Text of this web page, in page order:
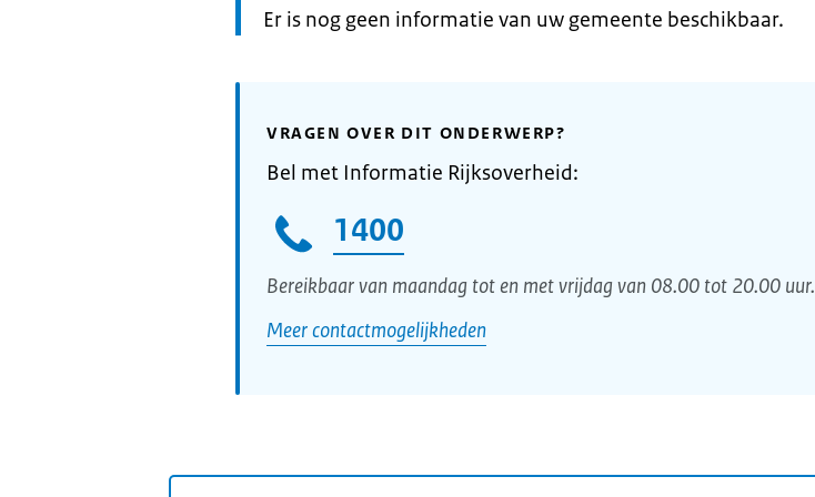
Informatie:
Er is nog geen informatie van uw gemeente beschikbaar.
VRAGEN OVER DIT ONDERWERP?
Bel met Informatie Rijksoverheid:
1400
Bereikbaar van maandag tot en met vrijdag van 08.00 tot 20.00 uur.
Meer contactmogelijkheden